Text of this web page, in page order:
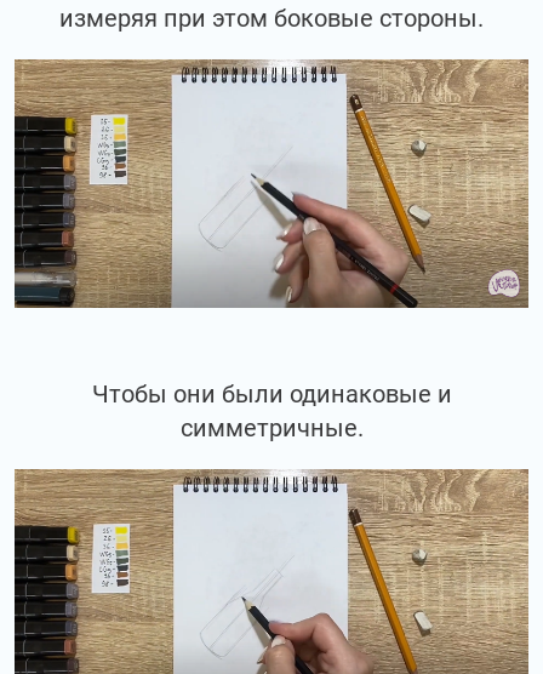
измеряя при этом боковые стороны.
Чтобы они были одинаковые и
симметричные.